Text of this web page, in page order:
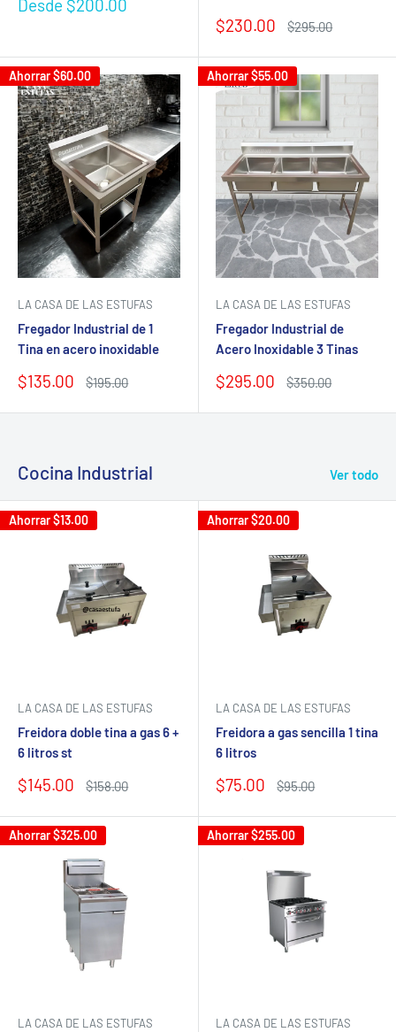
Precio
Desde $200.00
Precio
venta
$230.00
Precio
$295.00
Ahorrar$60.00
LA CASA DE LAS ESTUFAS
Fregador Industrial de 1
Tina en acero inoxidable
Precio
venta
$135.00
Precio
$195.00
Ahorrar$55.00
LA CASA DE LAS ESTUFAS
Fregador Industrial de
Acero Inoxidable 3 Tinas
Precio
venta
$295.00
Precio
$350.00
Cocina Industrial Ver todo
Ahorrar$13.00
LA CASA DE LAS ESTUFAS
Freidora doble tina a gas 6 +
6 litros st
Precio
venta
$145.00
Precio
$158.00
Ahorrar$20.00
LA CASA DE LAS ESTUFAS
Freidora a gas sencilla 1 tina
6 litros
Precio
venta
$75.00
Precio
$95.00
Ahorrar$325.00
LA CASA DE LAS ESTUFAS
Ahorrar$255.00
LA CASA DE LAS ESTUFAS